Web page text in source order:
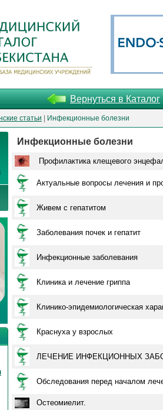
Вернуться в Каталог
статьи Инфекционные болезни
Инфекционные болезни
Профилактика клещевого
Актуальные вопросы лечения и
Живем с гепатитом
Заболевания почек и гепатит
Инфекционные заболевания
Клиника и лечение гриппа
Клинико-эпидемиологическая
Краснуха у взрослых
ЛЕЧЕНИЕ ИНФЕКЦИОННЫХ
Обследования перед началом
Остеомиелит.